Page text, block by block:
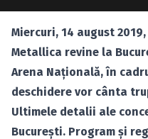
Miercuri, 14 august
Metallica revine la
Arena Naţională, în
deschidere vor cânta
Ultimele detalii ale
Bucureşti. Program şi